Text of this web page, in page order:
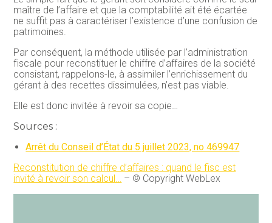
maître de l’affaire et que la comptabilité ait été écartée
ne suffit pas à caractériser l’existence d’une confusion de
patrimoines.
Par conséquent, la méthode utilisée par l’administration
fiscale pour reconstituer le chiffre d’affaires de la société
consistant, rappelons-le, à assimiler l’enrichissement du
gérant à des recettes dissimulées, n’est pas viable.
Elle est donc invitée à revoir sa copie…
Sources :
Arrêt du Conseil d’État du 5 juillet 2023, no 469947
Reconstitution de chiffre d’affaires : quand le fisc est
invité à revoir son calcul…
– © Copyright WebLex